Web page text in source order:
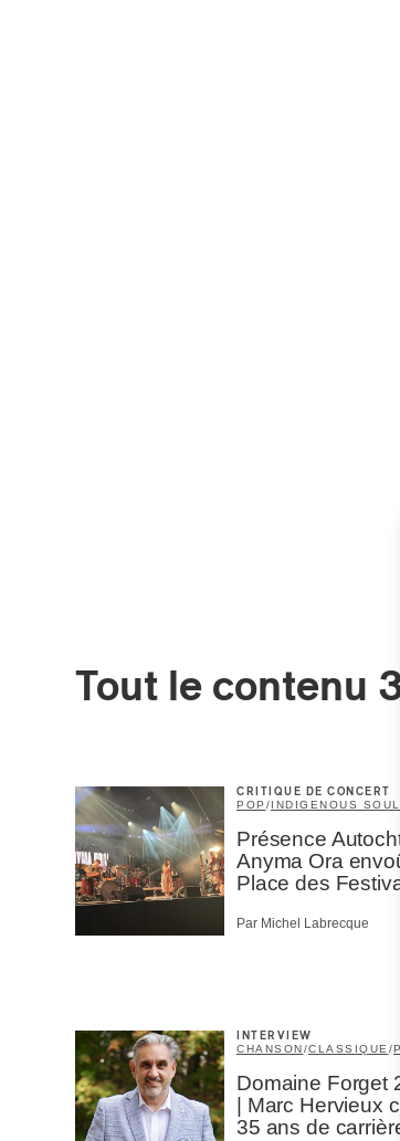
Tout le contenu
CRITIQUE DE CONCERT
POP /INDIGENOUS
Présence
Anyma Ora
Place des
Par Michel Labrecque
INTERVIEW
CHANSON /CLASSIQUE/
Domaine Forget
| Marc Hervieux
35 ans de